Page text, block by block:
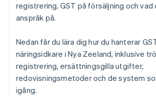
registrering, GST på försäljning och vad
anspråk på.
Nedan får du lära dig hur du hanterar
näringsidkare i Nya Zeeland, inklusive
registrering, ersättningsgilla utgifter,
redovisningsmetoder och de system
igång.